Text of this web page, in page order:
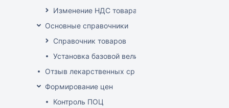
Изменение НДС товара
Основные справочники
Справочник товаров
Установка базовой величины
Отзыв лекарственных средств из продажи
Формирование цен
Контроль ПОЦ